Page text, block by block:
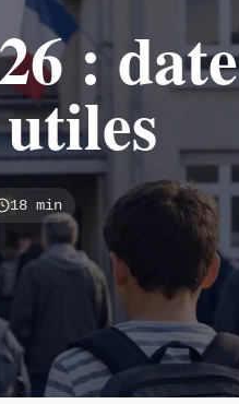
: date
18 min